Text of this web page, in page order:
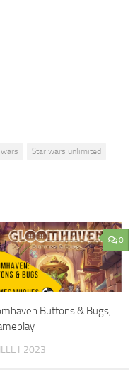
Star wars unlimited
0
Buttons & Bugs,
2023